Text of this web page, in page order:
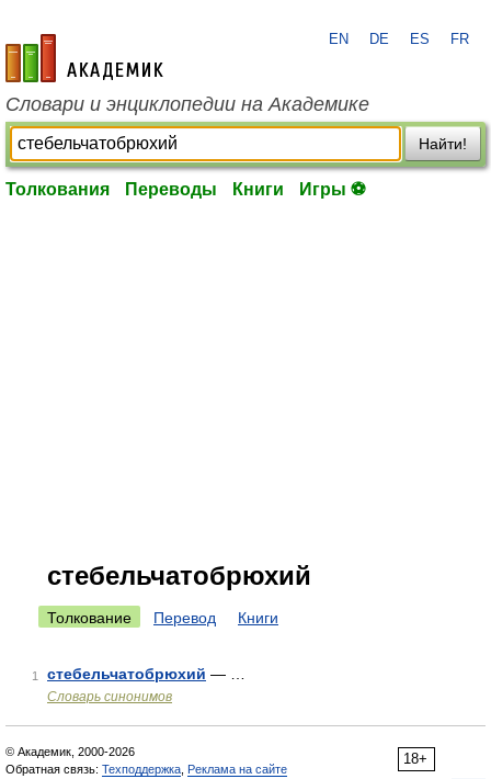
academic.ru
EN DE ES FR
Словари и энциклопедии на Академике
Найти!
Толкования Переводы Книги Игры ⚽
стебельчатобрюхий
Толкование Перевод Книги
1 стебельчатобрюхий — …
Словарь синонимов
18+
© Академик, 2000-2026
Обратная связь: Техподдержка Реклама на сайте